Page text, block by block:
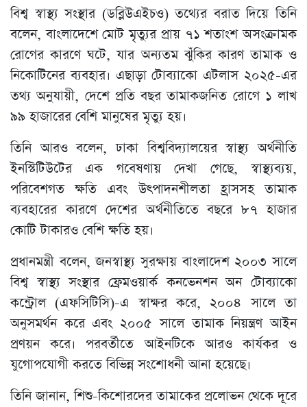
বিশ্ব স্বাস্থ্য সংস্থার (ডব্লিউএইচও) তথ্যের বরাত দিয়ে তিনি
বলেন, বাংলাদেশে মোট মৃত্যুর প্রায় ৭১ শতাংশ অসংক্রামক
রোগের কারণে ঘটে, যার অন্যতম ঝুঁকির কারণ তামাক ও
নিকোটিনের ব্যবহার। এছাড়া টোব্যাকো এটলাস ২০২৫-এর
তথ্য অনুযায়ী, দেশে প্রতি বছর তামাকজনিত রোগে ১ লাখ
৯৯ হাজারের বেশি মানুষের মৃত্যু হয়।
তিনি আরও বলেন, ঢাকা বিশ্ববিদ্যালয়ের স্বাস্থ্য অর্থনীতি
ইনস্টিটিউটের এক গবেষণায় দেখা গেছে, স্বাস্থ্যব্যয়,
পরিবেশগত ক্ষতি এবং উৎপাদনশীলতা হ্রাসসহ তামাক
ব্যবহারের কারণে দেশের অর্থনীতিতে বছরে ৮৭ হাজার
কোটি টাকারও বেশি ক্ষতি হয়।
প্রধানমন্ত্রী বলেন, জনস্বাস্থ্য সুরক্ষায় বাংলাদেশ ২০০৩ সালে
বিশ্ব স্বাস্থ্য সংস্থার ফ্রেমওয়ার্ক কনভেনশন অন টোব্যাকো
কন্ট্রোল (এফসিটিসি)-এ স্বাক্ষর করে, ২০০৪ সালে তা
অনুসমর্থন করে এবং ২০০৫ সালে তামাক নিয়ন্ত্রণ আইন
প্রণয়ন করে। পরবর্তীতে আইনটিকে আরও কার্যকর ও
যুগোপযোগী করতে বিভিন্ন সংশোধনী আনা হয়েছে।
তিনি জানান, শিশু-কিশোরদের তামাকের প্রলোভন থেকে দূরে